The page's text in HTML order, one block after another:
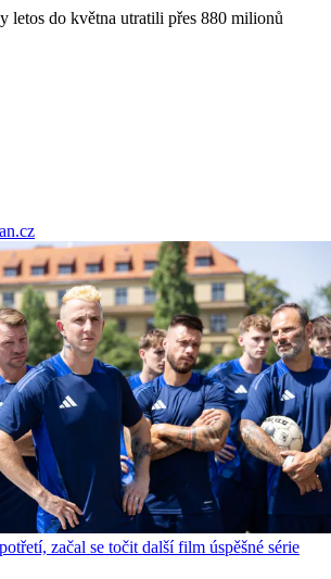
letos do května utratili přes 880 milionů
začal se točit další film úspěšné série